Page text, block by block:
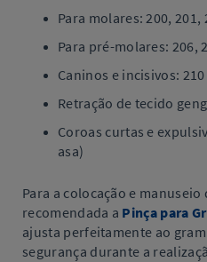
Para molares: 200, 201,
Para pré-molares: 206,
Caninos e incisivos: 210
Retração de tecido
Coroas curtas e
asa)
Para a colocação e manuseio
recomendada a Pinça para
ajusta perfeitamente ao
segurança durante a